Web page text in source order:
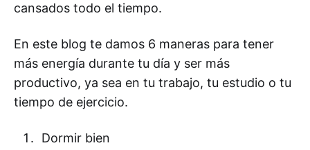
cansados todo el tiempo.
En este blog te damos 6 maneras para tener
más energía durante tu día y ser más
productivo, ya sea en tu trabajo, tu estudio o tu
tiempo de ejercicio.
Dormir bien